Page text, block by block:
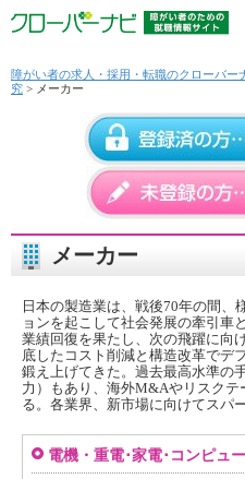
障がい者の求人・採用・転職のクローバー
究 > メーカー
メーカー
日本の製造業は、戦後70年の間、
ョンを起こして社会発展の牽引車
業績回復を果たし、次の飛躍に向
底したコスト削減と構造改革でデ
鍛え上げてきた。過去最高水準の
力）もあり、海外M&Aやリスク
る。各業界、新市場に向けてスパ
電機・重電･家電･コンピュ